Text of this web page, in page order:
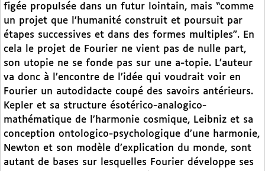
figée propulsée dans un futur lointain, mais “comme
un projet que l’humanité construit et poursuit par
étapes successives et dans des formes multiples”. En
cela le projet de Fourier ne vient pas de nulle part,
son utopie ne se fonde pas sur une a-topie. L’auteur
va donc à l’encontre de l’idée qui voudrait voir en
Fourier un autodidacte coupé des savoirs antérieurs.
Kepler et sa structure ésotérico-analogico-
mathématique de l’harmonie cosmique, Leibniz et sa
conception ontologico-psychologique d’une harmonie,
Newton et son modèle d’explication du monde, sont
autant de bases sur lesquelles Fourier développe ses